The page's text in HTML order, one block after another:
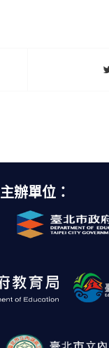
主辦單位：